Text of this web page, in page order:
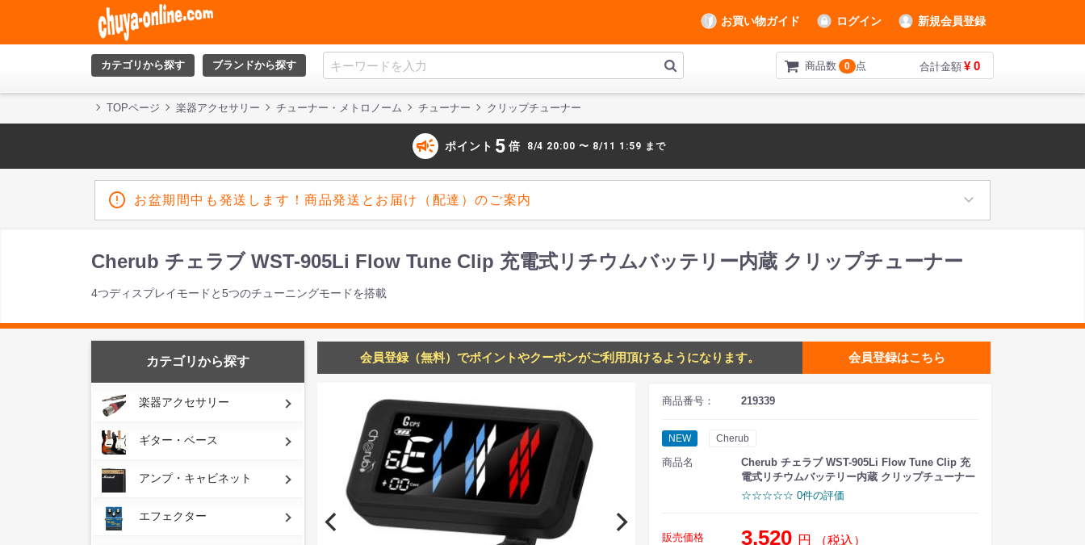
お買い物ガイド ログイン 新規会員登録
カテゴリから探す ブランドから探す 商品数 0 点 合計金額 ¥ 0
TOPページ 楽器アクセサリー チューナー・メトロノーム チューナー クリップチューナー
campaign ポイント 5 倍 8/4 20:00 〜 8/11 1:59 まで
お盆期間中も発送します！商品発送とお届け（配達）のご案内
Cherub チェラブ WST-905Li Flow Tune Clip 充電式リチウムバッテリー内蔵 クリップチューナー
4つディスプレイモードと5つのチューニングモードを搭載
カテゴリから探す
楽器アクセサリー
ギター・ベース
アンプ・キャビネット
エフェクター
会員登録（無料）でポイントやクーポンがご利用頂けるようになります。 会員登録はこちら
商品番号： 219339
NEW Cherub
商品名
Cherub チェラブ WST-905Li Flow Tune Clip 充
電式リチウムバッテリー内蔵 クリップチューナー
☆☆☆☆☆ 0件の評価
販売価格 3,520 円 （税込）